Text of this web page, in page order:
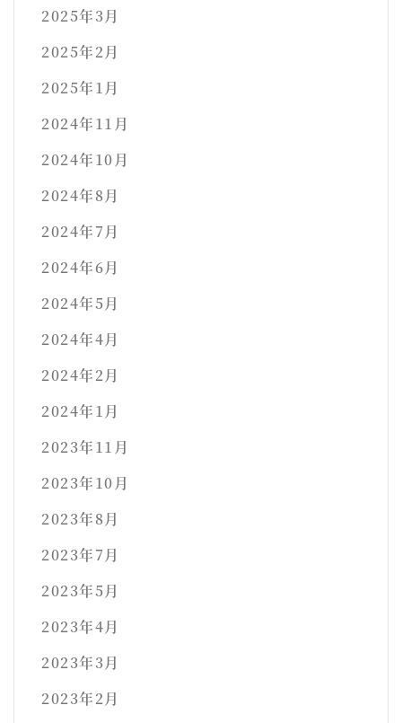
2025年3月
2025年2月
2025年1月
2024年11月
2024年10月
2024年8月
2024年7月
2024年6月
2024年5月
2024年4月
2024年2月
2024年1月
2023年11月
2023年10月
2023年8月
2023年7月
2023年5月
2023年4月
2023年3月
2023年2月